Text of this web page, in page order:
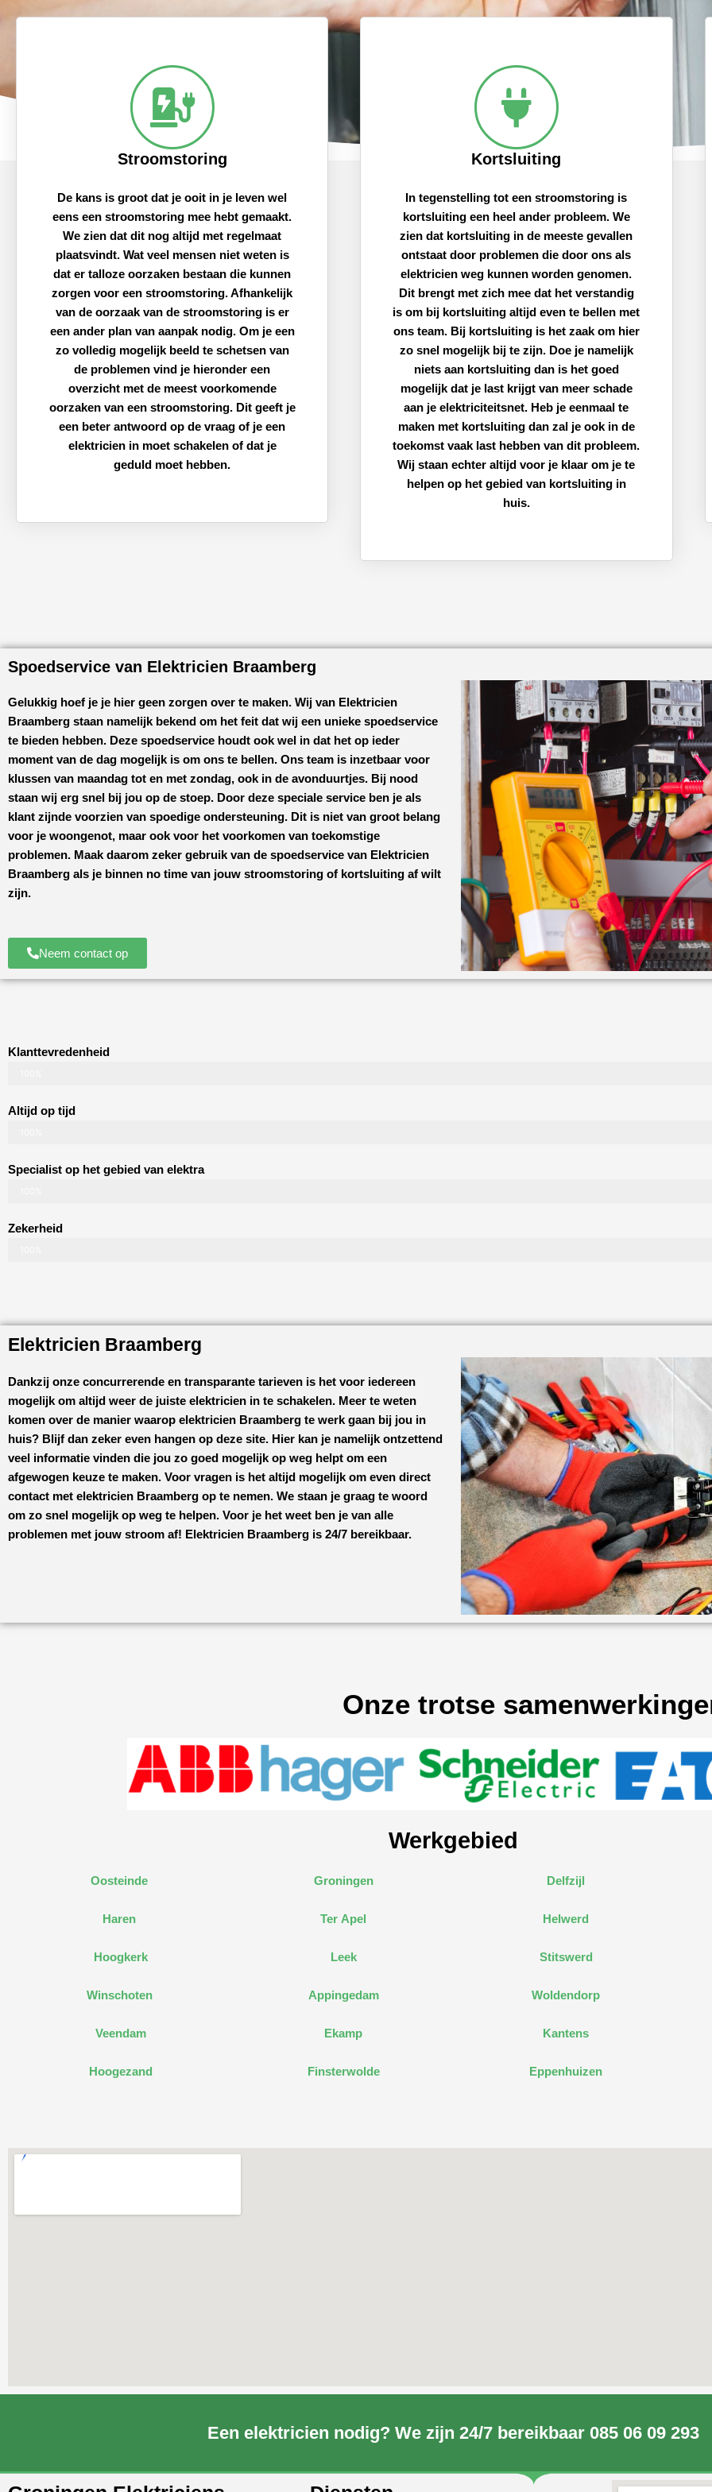
Stroomstoring
De kans is groot dat je ooit in je leven wel
eens een stroomstoring mee hebt gemaakt.
We zien dat dit nog altijd met regelmaat
plaatsvindt. Wat veel mensen niet weten is
dat er talloze oorzaken bestaan die kunnen
zorgen voor een stroomstoring. Afhankelijk
van de oorzaak van de stroomstoring is er
een ander plan van aanpak nodig. Om je een
zo volledig mogelijk beeld te schetsen van
de problemen vind je hieronder een
overzicht met de meest voorkomende
oorzaken van een stroomstoring. Dit geeft je
een beter antwoord op de vraag of je een
elektricien in moet schakelen of dat je
geduld moet hebben.
Kortsluiting
In tegenstelling tot een stroomstoring is
kortsluiting een heel ander probleem. We
zien dat kortsluiting in de meeste gevallen
ontstaat door problemen die door ons als
elektricien weg kunnen worden genomen.
Dit brengt met zich mee dat het verstandig
is om bij kortsluiting altijd even te bellen met
ons team. Bij kortsluiting is het zaak om hier
zo snel mogelijk bij te zijn. Doe je namelijk
niets aan kortsluiting dan is het goed
mogelijk dat je last krijgt van meer schade
aan je elektriciteitsnet. Heb je eenmaal te
maken met kortsluiting dan zal je ook in de
toekomst vaak last hebben van dit probleem.
Wij staan echter altijd voor je klaar om je te
helpen op het gebied van kortsluiting in
huis.
Spoedservice van Elektricien Braamberg
Gelukkig hoef je je hier geen zorgen over te maken. Wij van Elektricien
Braamberg staan namelijk bekend om het feit dat wij een unieke spoedservice
te bieden hebben. Deze spoedservice houdt ook wel in dat het op ieder
moment van de dag mogelijk is om ons te bellen. Ons team is inzetbaar voor
klussen van maandag tot en met zondag, ook in de avonduurtjes. Bij nood
staan wij erg snel bij jou op de stoep. Door deze speciale service ben je als
klant zijnde voorzien van spoedige ondersteuning. Dit is niet van groot belang
voor je woongenot, maar ook voor het voorkomen van toekomstige
problemen. Maak daarom zeker gebruik van de spoedservice van Elektricien
Braamberg als je binnen no time van jouw stroomstoring of kortsluiting af wilt
zijn.
Neem contact op
Klanttevredenheid
Altijd op tijd
Specialist op het gebied van elektra
Zekerheid
Elektricien Braamberg
Dankzij onze concurrerende en transparante tarieven is het voor iedereen
mogelijk om altijd weer de juiste elektricien in te schakelen. Meer te weten
komen over de manier waarop elektricien Braamberg te werk gaan bij jou in
huis? Blijf dan zeker even hangen op deze site. Hier kan je namelijk ontzettend
veel informatie vinden die jou zo goed mogelijk op weg helpt om een
afgewogen keuze te maken. Voor vragen is het altijd mogelijk om even direct
contact met elektricien Braamberg op te nemen. We staan je graag te woord
om zo snel mogelijk op weg te helpen. Voor je het weet ben je van alle
problemen met jouw stroom af! Elektricien Braamberg is 24/7 bereikbaar.
Onze trotse
Werkgebied
Oosteinde
Haren
Hoogkerk
Winschoten
Veendam
Hoogezand
Groningen
Ter Apel
Leek
Appingedam
Ekamp
Finsterwolde
Delfzijl
Helwerd
Stitswerd
Woldendorp
Kantens
Eppenhuizen
Een elektricien nodig? We zijn 24/7 bereikbaar 085 06 09 293